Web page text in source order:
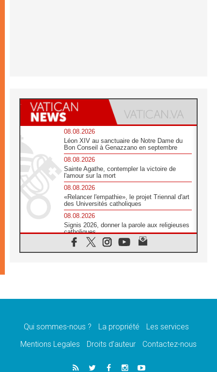
08.08.2026
Léon XIV au sanctuaire de Notre Dame du
Bon Conseil à Genazzano en septembre
08.08.2026
Sainte Agathe, contempler la victoire de
l'amour sur la mort
08.08.2026
«Relancer l'empathie», le projet Triennal d'art
des Universités catholiques
08.08.2026
Signis 2026, donner la parole aux religieuses
catholiques
08.08.2026
Au Bangladesh, l'Église accompagne les
07.08.2026
07.08.2026
le cardinal Parolin
En Colombie, «la paix ne s'achète pas avec
Qui sommes-nous ? La propriété
Les services
Mentions Legales
Droits d’auteur Contactez-nous